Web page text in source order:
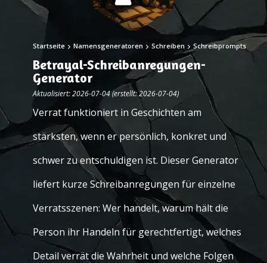
Startseite Namensgeneratoren Schreiben Schreibprompts
Betrayal-Schreibanregungen-
Generator
Aktualisiert: 2026-07-04 (erstellt: 2026-07-04)
Verrat funktioniert in Geschichten am
stärksten, wenn er persönlich, konkret und
schwer zu entschuldigen ist. Dieser Generator
liefert kurze Schreibanregungen für einzelne
Verratsszenen: Wer handelt, warum hält die
Person ihr Handeln für gerechtfertigt, welches
Detail verrät die Wahrheit und welche Folgen